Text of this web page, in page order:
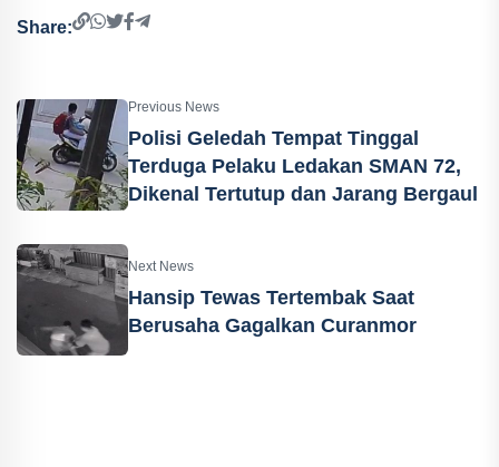
Share:
Previous News
Polisi Geledah Tempat Tinggal
Terduga Pelaku Ledakan SMAN 72,
Dikenal Tertutup dan Jarang Bergaul
Next News
Hansip Tewas Tertembak Saat
Berusaha Gagalkan Curanmor